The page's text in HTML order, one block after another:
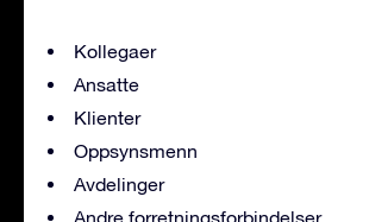
Kollegaer
Ansatte
Klienter
Oppsynsmenn
Avdelinger
Andre forretningsforbindelser